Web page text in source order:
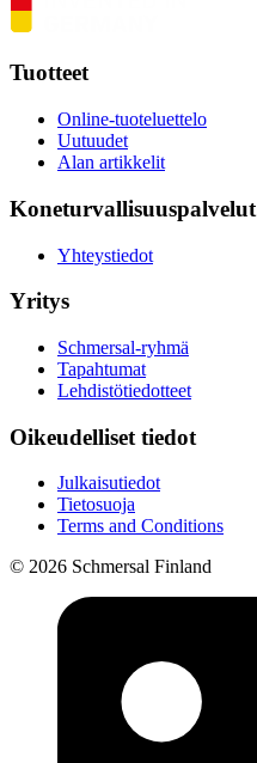
Tuotteet
Online-tuoteluettelo
Uutuudet
Alan artikkelit
Koneturvallisuuspalvelut
Yhteystiedot
Yritys
Schmersal-ryhmä
Tapahtumat
Lehdistötiedotteet
Oikeudelliset tiedot
Julkaisutiedot
Tietosuoja
Terms and Conditions
© 2026 Schmersal Finland